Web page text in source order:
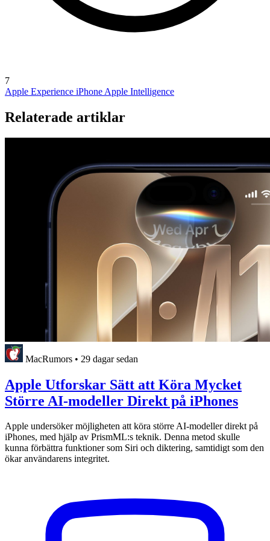
7
Apple Experience iPhone Apple Intelligence
Relaterade artiklar
MacRumors • 29 dagar sedan
Apple Utforskar Sätt att Köra Mycket
Större AI-modeller Direkt på iPhones
Apple undersöker möjligheten att köra större AI-modeller direkt på
iPhones, med hjälp av PrismML:s teknik. Denna metod skulle
kunna förbättra funktioner som Siri och diktering, samtidigt som den
ökar användarens integritet.